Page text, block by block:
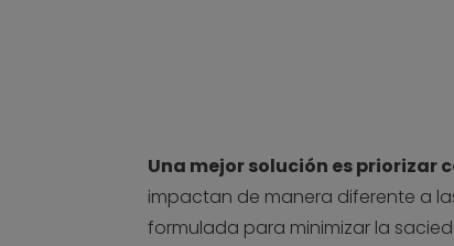
Una mejor solución es priorizar
impactan de manera diferente a
formulada para minimizar la